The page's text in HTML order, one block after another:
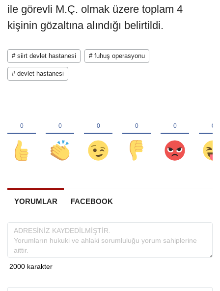
ile görevli M.Ç. olmak üzere toplam 4
kişinin gözaltına alındığı belirtildi.
# siirt devlet hastanesi # fuhuş operasyonu
# devlet hastanesi
YORUMLAR FACEBOOK